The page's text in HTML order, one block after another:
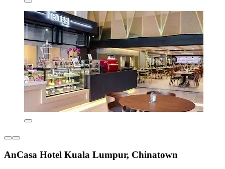
AnCasa Hotel Kuala Lumpur, Chinatown